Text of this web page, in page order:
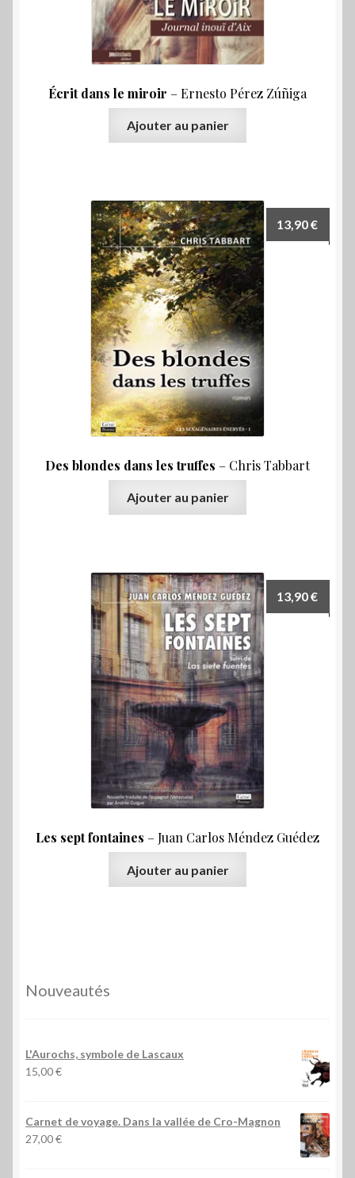
Écrit dans le miroir – Er­nes­to Pé­rez Zú­ñi­ga
Ajouter au panier
Des blondes dans les truffes – Chris Tabbart
13,90€
Ajouter au panier
Les sept fontaines – Juan Carlos Méndez Guédez
13,90€
Ajouter au panier
Nouveautés
L'Aurochs, symbole de Lascaux
15,00€
Carnet de voyage. Dans la vallée de Cro-Magnon
27,00€